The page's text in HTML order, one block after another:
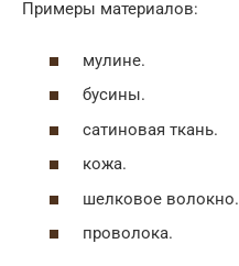
Примеры материалов:
мулине.
бусины.
сатиновая ткань.
кожа.
шелковое волокно.
проволока.